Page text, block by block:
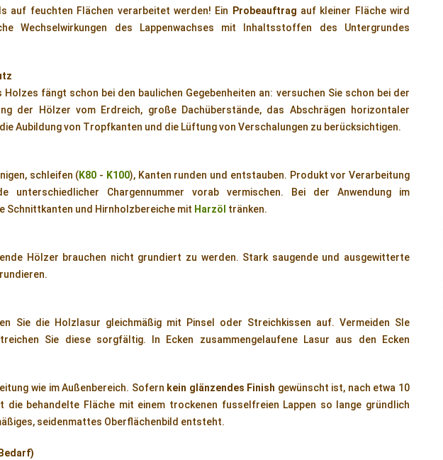
auf feuchten Flächen verarbeitet werden! Ein
Probeauftrag auf kleiner Fläche wird
Wechselwirkungen des Lappenwachses mit Inhaltsstoffen des Untergrundes
Holzes fängt schon bei den baulichen Gegebenheiten an: versuchen Sie schon bei der
der Hölzer vom Erdreich, große Dachüberstände, das Abschrägen horizontaler
Aubildung von Tropfkanten und die Lüftung von Verschalungen zu berücksichtigen.
schleifen (K80 - K100), Kanten runden und entstauben. Produkt vor Verarbeitung
unterschiedlicher Chargennummer vorab vermischen. Bei der Anwendung im
Schnittkanten und Hirnholzbereiche mit Harzöl tränken.
Hölzer brauchen nicht grundiert zu werden. Stark saugende und ausgewitterte
Sie die Holzlasur gleichmäßig mit Pinsel oder Streichkissen auf. Vermeiden SIe
Sie diese sorgfältig. In Ecken zusammengelaufene Lasur aus den Ecken
wie im Außenbereich. Sofern kein glänzendes Finish gewünscht ist, nach etwa 10
die behandelte Fläche mit einem trockenen fusselfreien Lappen so lange gründlich
seidenmattes Oberflächenbild entsteht.